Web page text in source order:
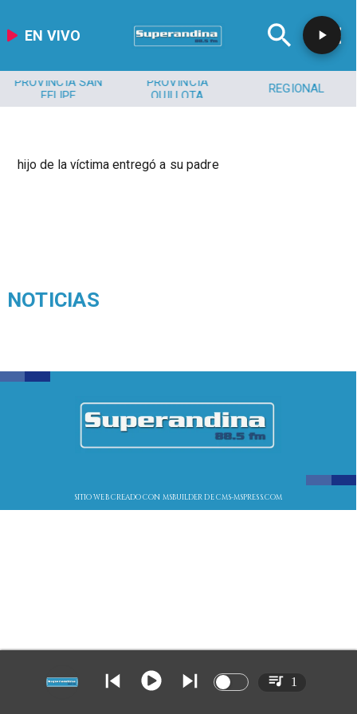
EN VIVO
PROVINCIA SAN
FELIPE
PROVINCIA
QUILLOTA
REGIONAL
hijo de la víctima entregó a su padre
NOTICIAS
SITIO WEB CREADO CON MSBUILDER DE CMS-MSPRESS.COM
1